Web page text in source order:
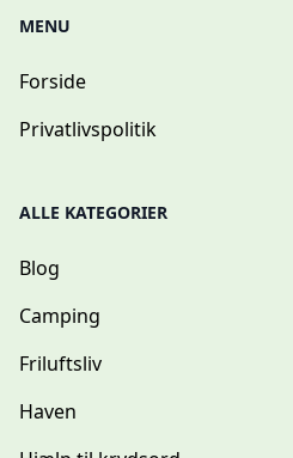
MENU
Forside
Privatlivspolitik
ALLE KATEGORIER
Blog
Camping
Friluftsliv
Haven